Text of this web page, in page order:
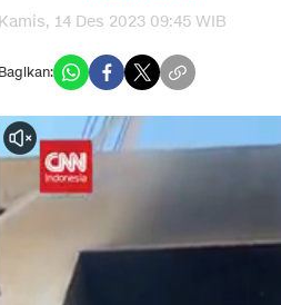
Kamis, 14 Des 2023 09:45 WIB
Bagikan: